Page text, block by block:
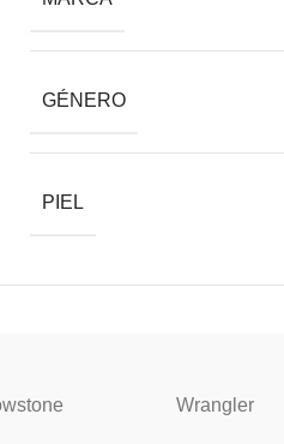
GÉNERO
PIEL
Wrangler